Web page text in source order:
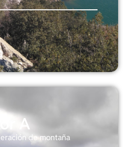
A
de montaña